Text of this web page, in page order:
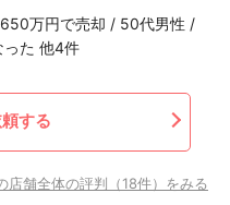
万円で売却 / 50代男性 /
った 他4件
する
舗全体の評判（18件）をみる